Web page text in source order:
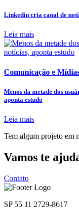
Linkedin cria canal de
Leia mais
Comunicação e
Menos da metade dos
aponta estudo
Leia mais
Tem algum projeto em
Vamos te
Contato
SP 55 11 2729-8617